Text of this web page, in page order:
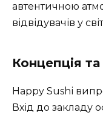
автентичною
відвідувачів у
Концепція
Happy Sushі
Вхід до закладу